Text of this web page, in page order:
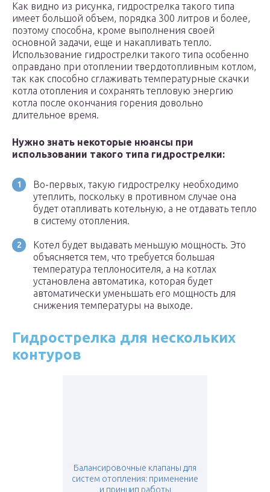
Как видно из рисунка, гидрострелка такого типа
имеет большой объем, порядка 300 литров и более,
поэтому способна, кроме выполнения своей
основной задачи, еще и накапливать тепло.
Использование гидрострелки такого типа особенно
оправдано при отоплении твердотопливным котлом,
так как способно сглаживать температурные скачки
котла отопления и сохранять тепловую энергию
котла после окончания горения довольно
длительное время.
Нужно знать некоторые нюансы при
использовании такого типа гидрострелки:
Во-первых, такую гидрострелку необходимо
утеплить, поскольку в противном случае она
будет отапливать котельную, а не отдавать тепло
в систему отопления.
Котел будет выдавать меньшую мощность. Это
объясняется тем, что требуется большая
температура теплоносителя, а на котлах
установлена автоматика, которая будет
автоматически уменьшать его мощность для
снижения температуры на выходе.
Гидрострелка для нескольких
контуров
Балансировочные клапаны для
систем отопления: применение
и принцип работы